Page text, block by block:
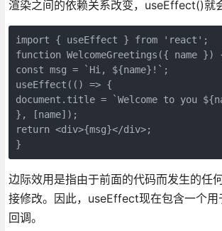
渲染之间的依赖关系改变，useEffect()就
import { useEffect } from 'react';
function WelcomeGreetings({ name })
const msg = `Hi, ${name}!`;
useEffect(() => {
document.title = `Welcome to you
}, [name]);
return <div>{msg}</div>;
}
边际效用是指由于前面的代码而发生的任
接修改。因此，useEffect现在包含一个用
回调。